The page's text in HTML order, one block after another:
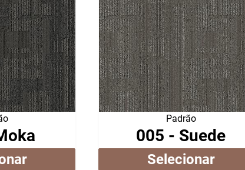
Padrão
005 - Suede
Selecionar